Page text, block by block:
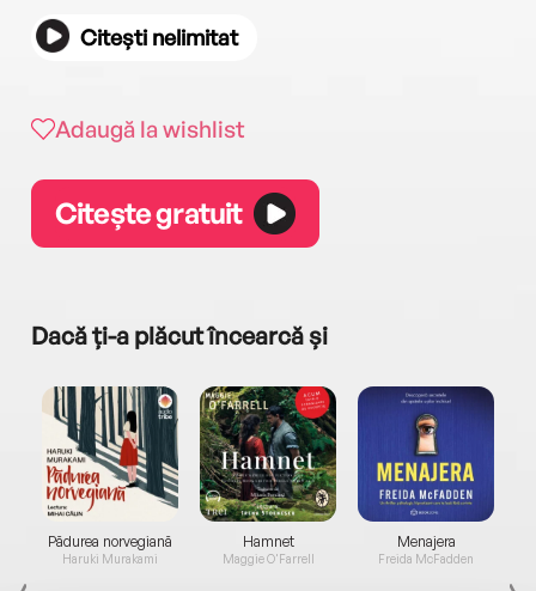
Citești nelimitat
Adaugă la wishlist
Citește gratuit
Dacă ți-a plăcut încearcă și
Pădurea norvegiană
Haruki Murakami
Hamnet
Maggie O'Farrell
Menajera
Freida McFadden